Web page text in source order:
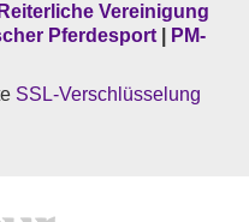
Vereinigung
Pferdesport
PM-
SSL-Verschlüsselung